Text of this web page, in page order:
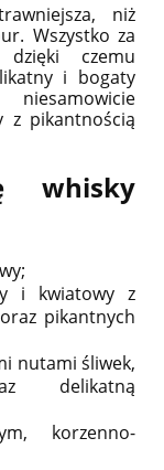
niż
Wszystko za
dzięki czemu
i bogaty
z pikantnością
whisky
i kwiatowy z
pikantnych
nutami śliwek,
delikatną
korzenno-